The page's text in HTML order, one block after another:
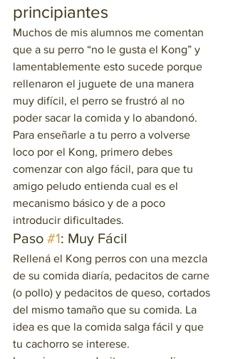
principiantes
Muchos de mis alumnos me comentan
que a su perro “no le gusta el Kong” y
lamentablemente esto sucede porque
rellenaron el juguete de una manera
muy difícil, el perro se frustró al no
poder sacar la comida y lo abandonó.
Para enseñarle a tu perro a volverse
loco por el Kong, primero debes
comenzar con algo fácil, para que tu
amigo peludo entienda cual es el
mecanismo básico y de a poco
introducir dificultades.
Paso #1: Muy Fácil
Rellená el Kong perros con una mezcla
de su comida diaría, pedacitos de carne
(o pollo) y pedacitos de queso, cortados
del mismo tamaño que su comida. La
idea es que la comida salga fácil y que
tu cachorro se interese.